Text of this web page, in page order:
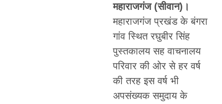
महाराजगंज (सीवान)।
महाराजगंज प्रखंड के बंगरा
गांव स्थित रघुबीर सिंह
पुस्तकालय सह वाचनालय
परिवार की ओर से हर वर्ष
की तरह इस वर्ष भी
अपसंख्यक समुदाय के